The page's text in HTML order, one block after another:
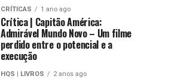
CRÍTICAS 1 ano ago
Crítica | Capitão América:
Admirável Mundo Novo – Um filme
perdido entre o potencial e a
execução
HQS | LIVROS 2 anos ago